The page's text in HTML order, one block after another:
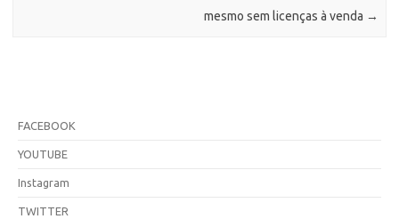
mesmo sem licenças à venda →
FACEBOOK
YOUTUBE
Instagram
TWITTER